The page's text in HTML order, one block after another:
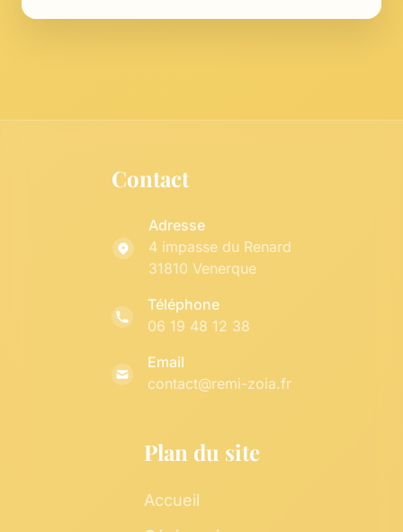
Contact
Adresse
4 impasse du Renard
31810 Venerque
Téléphone
06 19 48 12 38
Email
contact@remi-zoia.fr
Plan du site
Accueil